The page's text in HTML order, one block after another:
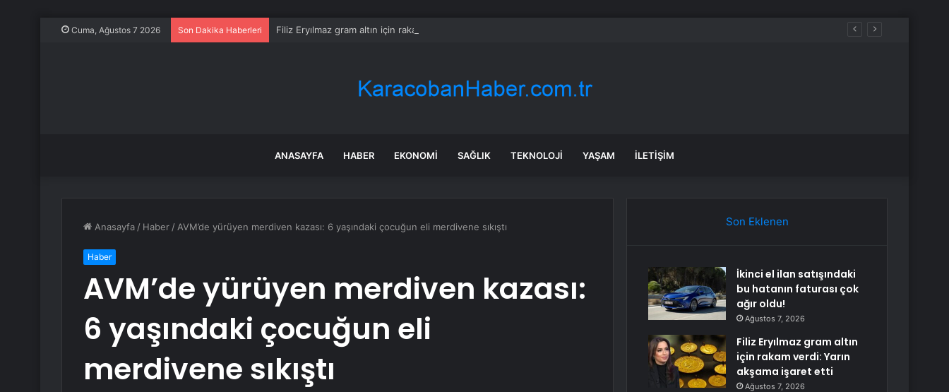
Cuma, Ağustos 7 2026 Son Dakika Haberleri Filiz Eryılmaz gram altın için rakam verdi: Yarın akşama işaret etti
ANASAYFA HABER EKONOMI SAĞLIK TEKNOLOJI YAŞAM İLETIŞIM
Anasayfa / Haber / AVM’de yürüyen merdiven kazası: 6 yaşındaki çocuğun eli merdivene sıkıştı
Haber
AVM’de yürüyen merdiven kazası:
6 yaşındaki çocuğun eli
merdivene sıkıştı
Son Eklenen
İkinci el ilan satışındaki
bu hatanın faturası çok
ağır oldu!
Ağustos 7, 2026
Filiz Eryılmaz gram altın
için rakam verdi: Yarın
akşama işaret etti
Ağustos 7, 2026